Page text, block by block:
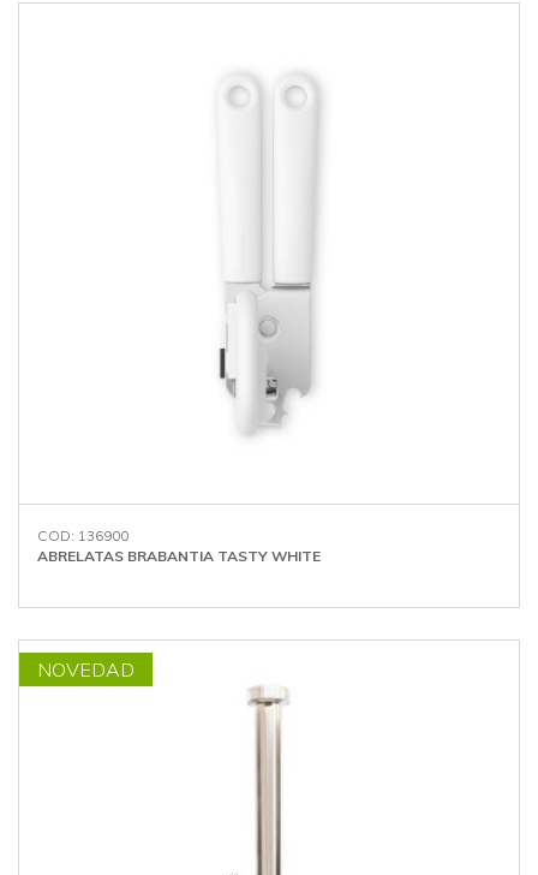
COD: 136900
ABRELATAS BRABANTIA TASTY WHITE
NOVEDAD